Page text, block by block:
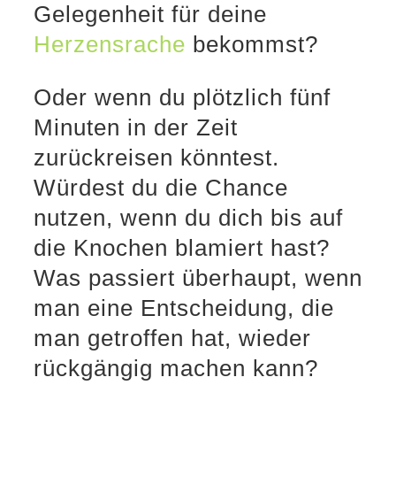
Gelegenheit für deine
Herzensrache bekommst?
Oder wenn du plötzlich fünf
Minuten in der Zeit
zurückreisen könntest.
Würdest du die Chance
nutzen, wenn du dich bis auf
die Knochen blamiert hast?
Was passiert überhaupt, wenn
man eine Entscheidung, die
man getroffen hat, wieder
rückgängig machen kann?